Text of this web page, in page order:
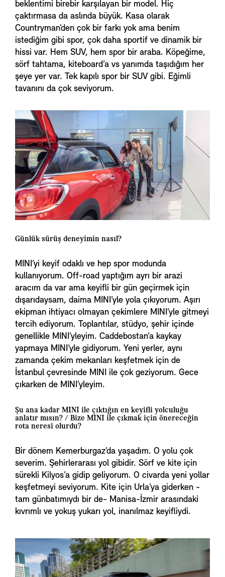
beklentimi birebir karşılayan bir model. Hiç
çaktırmasa da aslında büyük. Kasa olarak
Countryman’den çok bir farkı yok ama benim
istediğim gibi spor, çok daha sportif ve dinamik bir
hissi var. Hem SUV, hem spor bir araba. Köpeğime,
sörf tahtama, kiteboard’a vs yanımda taşıdığım her
şeye yer var. Tek kapılı spor bir SUV gibi. Eğimli
tavanını da çok seviyorum.
Günlük sürüş deneyimin nasıl?
MINI’yi keyif odaklı ve hep spor modunda
kullanıyorum. Off-road yaptığım ayrı bir arazi
aracım da var ama keyifli bir gün geçirmek için
dışarıdaysam, daima MINI’yle yola çıkıyorum. Aşırı
ekipman ihtiyacı olmayan çekimlere MINI’yle gitmeyi
tercih ediyorum. Toplantılar, stüdyo, şehir içinde
genellikle MINI’yleyim. Caddebostan’a kaykay
yapmaya MINI’yle gidiyorum. Yeni yerler, aynı
zamanda çekim mekanları keşfetmek için de
İstanbul çevresinde MINI ile çok geziyorum. Gece
çıkarken de MINI’yleyim.
Şu ana kadar MINI ile çıktığın en keyifli yolculuğu
anlatır mısın? / Bize MINI ile çıkmak için önereceğin
rota neresi olurdu?
Bir dönem Kemerburgaz’da yaşadım. O yolu çok
severim. Şehirlerarası yol gibidir. Sörf ve kite için
sürekli Kilyos’a gidip geliyorum. O civarda yeni yollar
keşfetmeyi seviyorum. Kite için Urla’ya giderken -
tam günbatımıydı bir de- Manisa-İzmir arasındaki
kıvrımlı ve yokuş yukarı yol, inanılmaz keyifliydi.